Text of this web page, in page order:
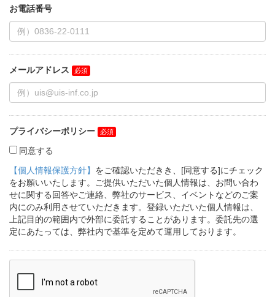
お電話番号
メールアドレス
プライバシーポリシー
同意する
【個人情報保護方針】 をご確認いただきき、[同意する]にチェック
をお願いいたします。ご提供いただいた個人情報は、お問い合わ
せに関する回答やご連絡、弊社のサービス、イベントなどのご案
内にのみ利用させていただきます。登録いただいた個人情報は、
上記目的の範囲内で外部に委託することがあります。委託先の選
定にあたっては、弊社内で基準を定めて運用しております。